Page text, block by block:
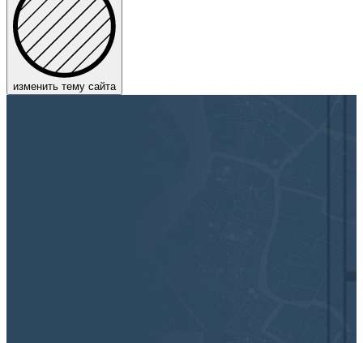
изменить тему сайта